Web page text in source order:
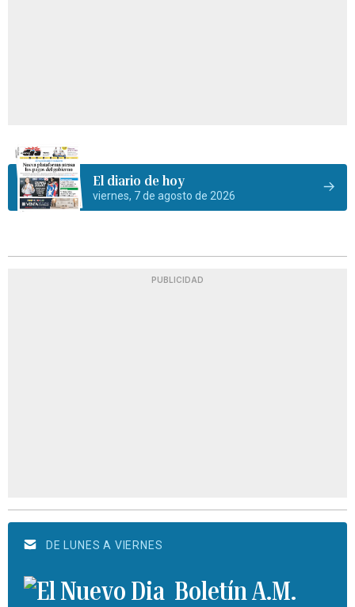
El diario de hoy
viernes, 7 de agosto de 2026
PUBLICIDAD
DE LUNES A VIERNES
Boletín A.M.